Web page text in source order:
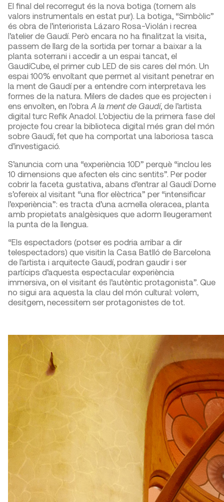
El final del recorregut és la nova botiga (tornem als
valors instrumentals en estat pur). La botiga, “Simbòlic”
és obra de l’interiorista Lázaro Rosa-Violán i recrea
l’atelier de Gaudí. Però encara no ha finalitzat la visita,
passem de llarg de la sortida per tornar a baixar a la
planta soterrani i accedir a un espai tancat, el
GaudíCube, el primer cub LED de sis cares del món. Un
espai 100% envoltant que permet al visitant penetrar en
la ment de Gaudí per a entendre com interpretava les
formes de la natura. Milers de dades que es projecten i
ens envolten, en l’obra A la ment de Gaudí, de l’artista
digital turc Refik Anadol. L’objectiu de la primera fase del
projecte fou crear la biblioteca digital més gran del món
sobre Gaudí, fet que ha comportat una laboriosa tasca
d’investigació.
S’anuncia com una “experiència 10D” perquè “inclou les
10 dimensions que afecten els cinc sentits”. Per poder
cobrir la faceta gustativa, abans d’entrar al Gaudí Dome
s’ofereix al visitant “una flor elèctrica” per “intensificar
l’experiència”: es tracta d’una acmella oleracea, planta
amb propietats analgèsiques que adorm lleugerament
la punta de la llengua.
“Els espectadors (potser es podria arribar a dir
telespectadors) que visitin la Casa Batlló de Barcelona
de l’artista i arquitecte Gaudí, podran gaudir i ser
partícips d’aquesta espectacular experiència
immersiva, on el visitant és l’autèntic protagonista”. Que
no sigui ara aquesta la clau del món cultural: volem,
desitgem, necessitem ser protagonistes de tot.